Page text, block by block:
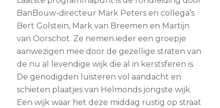
BanBouw-directeur Mark Peters en collega’s
Bert Golstein, Mark van Breemen en Martijn
van Oorschot. Ze nemen ieder een groepje
aanwezigen mee door de gezellige straten van
de nu al levendige wijk die al in kerstsferen is.
De genodigden luisteren vol aandacht en
schieten plaatjes van Helmonds jongste wijk.
Een wijk waar het deze middag rustig op straat